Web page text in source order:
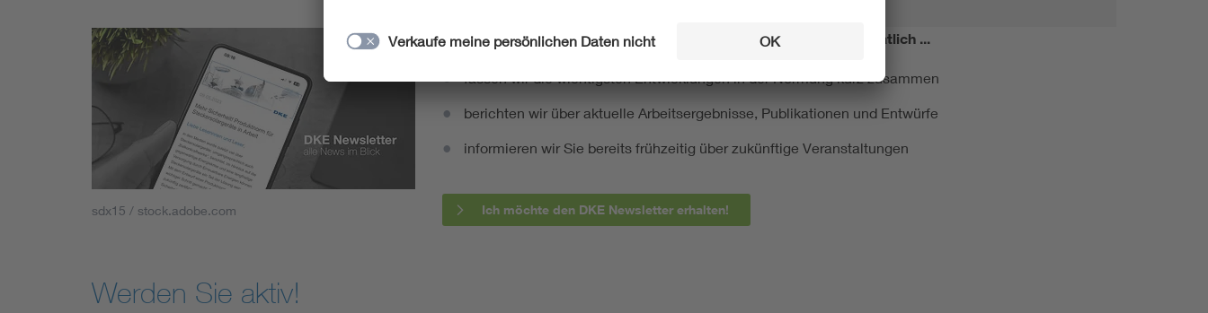
sdx15 / stock.adobe.com
Mit unserem DKE Newsletter sind Sie immer top informiert! Monatlich ...
fassen wir die wichtigsten Entwicklungen in der Normung kurz zusammen
berichten wir über aktuelle Arbeitsergebnisse, Publikationen und Entwürfe
informieren wir Sie bereits frühzeitig über zukünftige Veranstaltungen
Ich möchte den DKE Newsletter erhalten!
Werden Sie aktiv!